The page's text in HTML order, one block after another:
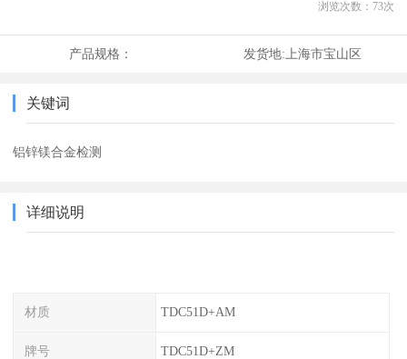
浏览次数： 73次
产品规格： 发货地: 上海市宝山区
关键词
铝锌镁合金检测
详细说明
材质 TDC51D+AM
牌号 TDC51D+ZM